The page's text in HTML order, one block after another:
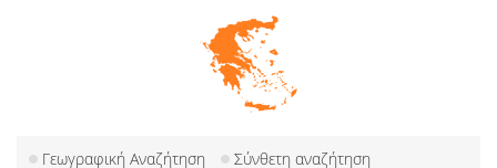
Γεωγραφική Αναζήτηση Σύνθετη αναζήτηση